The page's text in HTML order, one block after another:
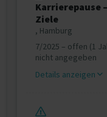
Karrierepause
Ziele
, Hamburg
7/2025 – offen (1
nicht angegeben
Details anzeigen